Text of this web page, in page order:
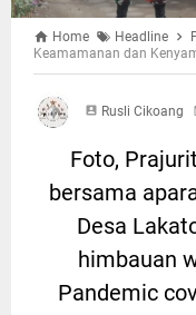
Home Headline
Keamamanan dan
Rusli Cikoang
Foto,
bersama
Desa
himbauan
Pandemic